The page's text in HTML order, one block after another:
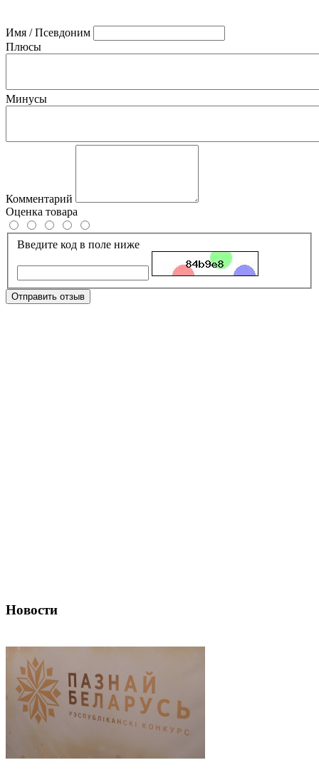
Имя / Псевдоним
Плюсы
Минусы
Комментарий
Оценка товара
Введите код в поле ниже
Отправить отзыв
Новости